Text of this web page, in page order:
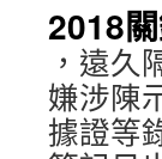
2018
，遠久
嫌涉陳
據證等